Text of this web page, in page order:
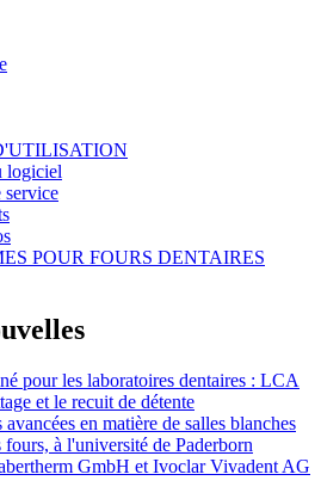
logiciel
service
POUR FOURS DENTAIRES
pour les laboratoires dentaires : LCA
et le recuit de détente
en matière de salles blanches
fours, à l'université de Paderborn
GmbH et Ivoclar Vivadent AG